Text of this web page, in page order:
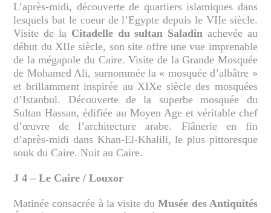
L’après-midi, découverte de quartiers islamiques dans
lesquels bat le coeur de l’Egypte depuis le VIIe siècle.
Visite de la Citadelle du sultan Saladin achevée au
début du XIIe siècle, son site offre une vue imprenable
de la mégapole du Caire. Visite de la Grande Mosquée
de Mohamed Ali, surnommée la « mosquée d’albâtre »
et brillamment inspirée au XIXe siècle des mosquées
d’Istanbul. Découverte de la superbe mosquée du
Sultan Hassan, édifiée au Moyen Age et véritable chef
d’œuvre de l’architecture arabe. Flânerie en fin
d’après-midi dans Khan-El-Khalili, le plus pittoresque
souk du Caire. Nuit au Caire.
J 4 – Le Caire / Louxor
Matinée consacrée à la visite duMusée des Antiquités